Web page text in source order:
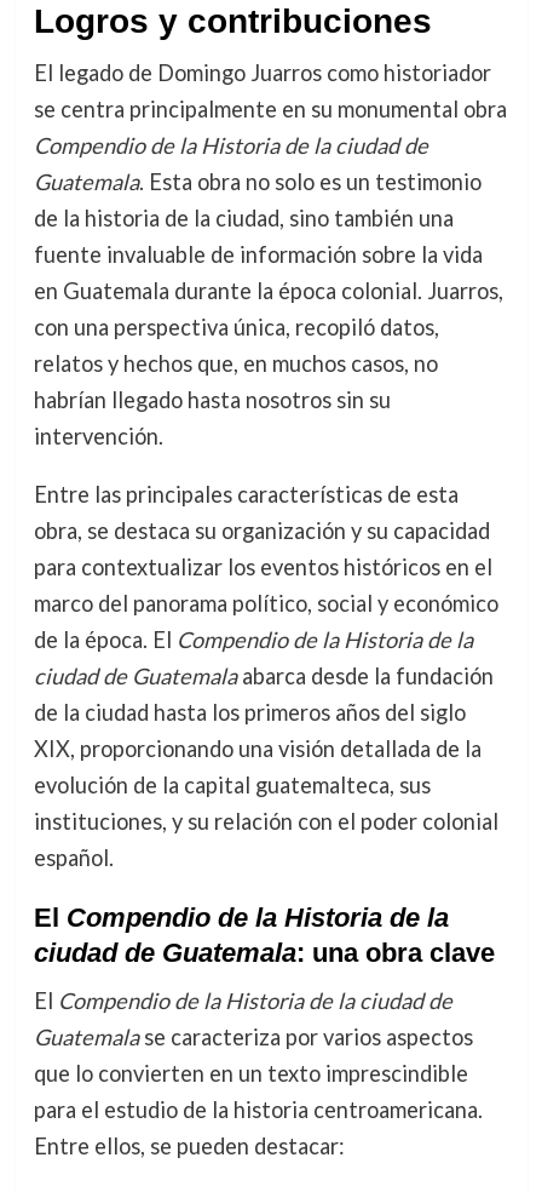
Logros y contribuciones
El legado de Domingo Juarros como historiador
se centra principalmente en su monumental obra
Compendio de la Historia de la ciudad de
Guatemala. Esta obra no solo es un testimonio
de la historia de la ciudad, sino también una
fuente invaluable de información sobre la vida
en Guatemala durante la época colonial. Juarros,
con una perspectiva única, recopiló datos,
relatos y hechos que, en muchos casos, no
habrían llegado hasta nosotros sin su
intervención.
Entre las principales características de esta
obra, se destaca su organización y su capacidad
para contextualizar los eventos históricos en el
marco del panorama político, social y económico
de la época. El Compendio de la Historia de la
ciudad de Guatemalaabarca desde la fundación
de la ciudad hasta los primeros años del siglo
XIX, proporcionando una visión detallada de la
evolución de la capital guatemalteca, sus
instituciones, y su relación con el poder colonial
español.
El Compendio de la Historia de la
ciudad de Guatemala: una obra clave
El Compendio de la Historia de la ciudad de
Guatemalase caracteriza por varios aspectos
que lo convierten en un texto imprescindible
para el estudio de la historia centroamericana.
Entre ellos, se pueden destacar: